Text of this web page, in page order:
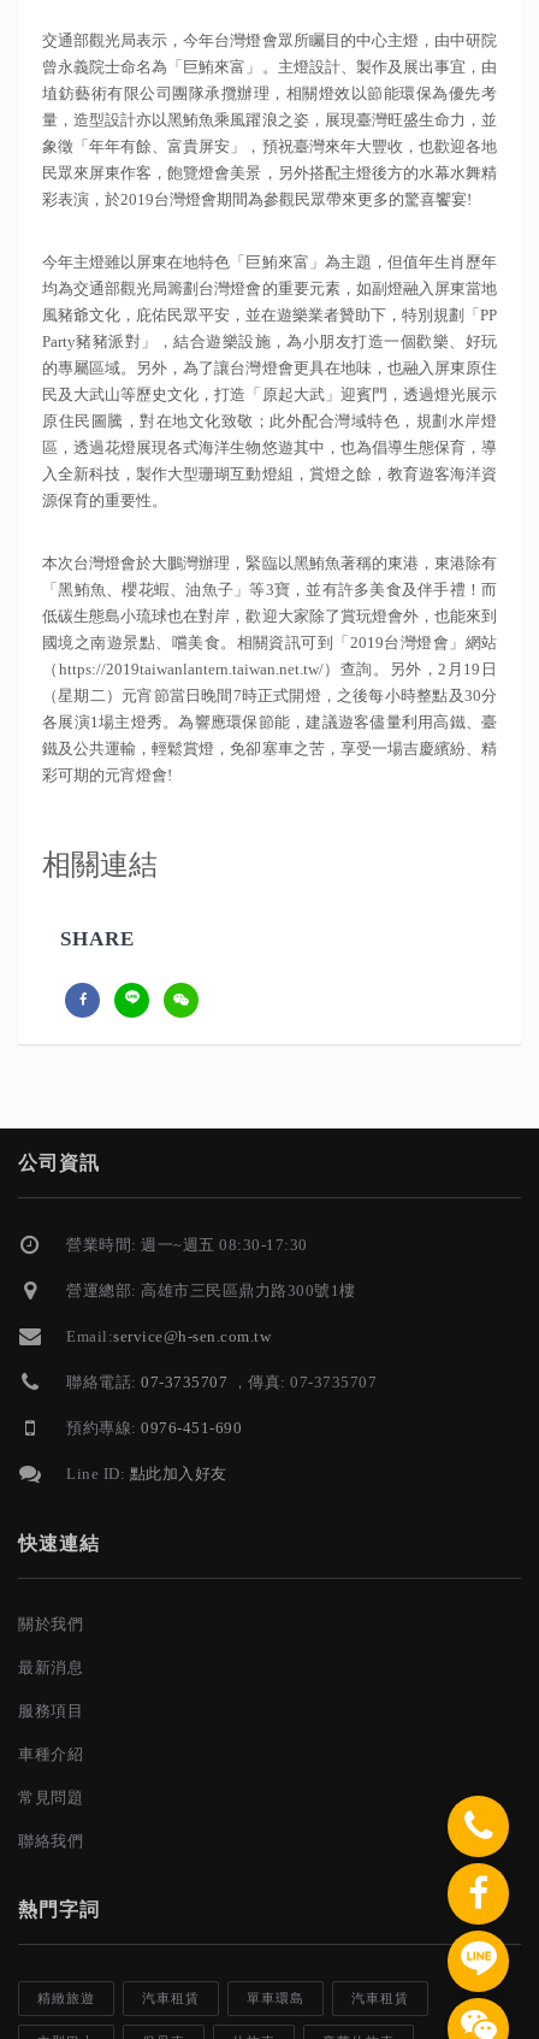
交通部觀光局表示，今年台灣燈會眾所矚目的中心主燈，由中研院
曾永義院士命名為「巨鮪來富」。主燈設計、製作及展出事宜，由
埴鈁藝術有限公司團隊承攬辦理，相關燈效以節能環保為優先考
量，造型設計亦以黑鮪魚乘風躍浪之姿，展現臺灣旺盛生命力，並
象徵「年年有餘、富貴屏安」，預祝臺灣來年大豐收，也歡迎各地
民眾來屏東作客，飽覽燈會美景，另外搭配主燈後方的水幕水舞精
彩表演，於2019台灣燈會期間為參觀民眾帶來更多的驚喜饗宴!
今年主燈雖以屏東在地特色「巨鮪來富」為主題，但值年生肖歷年
均為交通部觀光局籌劃台灣燈會的重要元素，如副燈融入屏東當地
風豬爺文化，庇佑民眾平安，並在遊樂業者贊助下，特別規劃「PP
Party豬豬派對」，結合遊樂設施，為小朋友打造一個歡樂、好玩
的專屬區域。另外，為了讓台灣燈會更具在地味，也融入屏東原住
民及大武山等歷史文化，打造「原起大武」迎賓門，透過燈光展示
原住民圖騰，對在地文化致敬；此外配合灣域特色，規劃水岸燈
區，透過花燈展現各式海洋生物悠遊其中，也為倡導生態保育，導
入全新科技，製作大型珊瑚互動燈組，賞燈之餘，教育遊客海洋資
源保育的重要性。
本次台灣燈會於大鵬灣辦理，緊臨以黑鮪魚著稱的東港，東港除有
「黑鮪魚、櫻花蝦、油魚子」等3寶，並有許多美食及伴手禮！而
低碳生態島小琉球也在對岸，歡迎大家除了賞玩燈會外，也能來到
國境之南遊景點、嚐美食。相關資訊可到「2019台灣燈會」網站
（https://2019taiwanlantern.taiwan.net.tw/）查詢。另外，2月19日
（星期二）元宵節當日晚間7時正式開燈，之後每小時整點及30分
各展演1場主燈秀。為響應環保節能，建議遊客儘量利用高鐵、臺
鐵及公共運輸，輕鬆賞燈，免卻塞車之苦，享受一場吉慶繽紛、精
彩可期的元宵燈會!
相關連結
SHARE
公司資訊
營業時間: 週一~週五 08:30-17:30
營運總部: 高雄市三民區鼎力路300號1樓
Email:service@h-sen.com.tw
聯絡電話: 07-3735707 ，傳真: 07-3735707
預約專線: 0976-451-690
Line ID: 點此加入好友
快速連結
關於我們
最新消息
服務項目
車種介紹
常見問題
聯絡我們
熱門字詞
精緻旅遊 汽車租賃 單車環島 汽車租賃